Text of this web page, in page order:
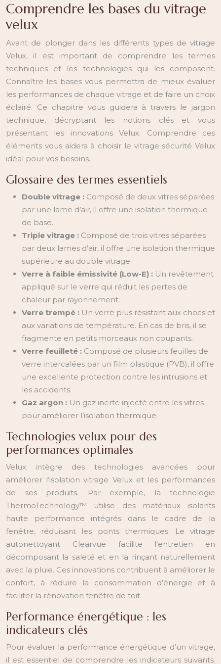
Comprendre les bases du vitrage
velux
Avant de plonger dans les différents types de vitrage
Velux, il est important de comprendre les termes
techniques et les technologies qui les composent.
Connaître les bases vous permettra de mieux évaluer
les performances de chaque vitrage et de faire un choix
éclairé. Ce chapitre vous guidera à travers le jargon
technique, décryptant les notions clés et vous
présentant les innovations Velux. Comprendre ces
éléments vous aidera à choisir le vitrage sécurité Velux
idéal pour vos besoins.
Glossaire des termes essentiels
Double vitrage : Composé de deux vitres séparées
par une lame d’air, il offre une isolation thermique
de base.
Triple vitrage : Composé de trois vitres séparées
par deux lames d’air, il offre une isolation thermique
supérieure au double vitrage.
Verre à faible émissivité (Low-E) : Un revêtement
appliqué sur le verre qui réduit les pertes de
chaleur par rayonnement.
Verre trempé : Un verre plus résistant aux chocs et
aux variations de température. En cas de bris, il se
fragmente en petits morceaux non coupants.
Verre feuilleté : Composé de plusieurs feuilles de
verre intercalées par un film plastique (PVB), il offre
une excellente protection contre les intrusions et
les accidents.
Gaz argon : Un gaz inerte injecté entre les vitres
pour améliorer l’isolation thermique.
Technologies velux pour des
performances optimales
Velux intègre des technologies avancées pour
améliorer l’isolation vitrage Velux et les performances
de ses produits. Par exemple, la technologie
ThermoTechnology™ utilise des matériaux isolants
haute performance intégrés dans le cadre de la
fenêtre, réduisant les ponts thermiques. Le vitrage
autonettoyant Clearvue facilite l’entretien en
décomposant la saleté et en la rinçant naturellement
avec la pluie. Ces innovations contribuent à améliorer le
confort, à réduire la consommation d’énergie et à
faciliter la rénovation fenêtre de toit.
Performance énergétique : les
indicateurs clés
Pour évaluer la performance énergétique d’un vitrage,
il est essentiel de comprendre les indicateurs suivants.